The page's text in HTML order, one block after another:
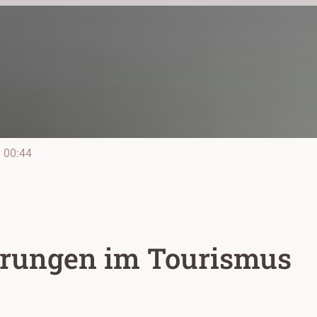
00:44
im Tourismus